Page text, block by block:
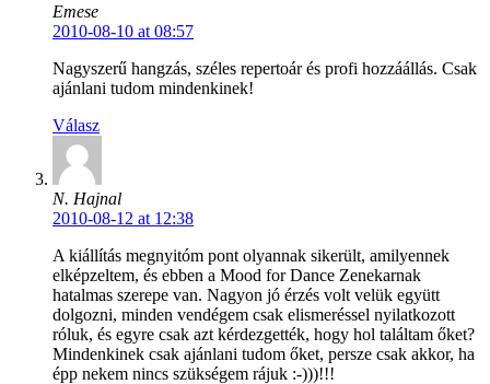
Emese
2010-08-10 at 08:57
Nagyszerű hangzás, széles repertoár és profi hozzáállás. Csak
ajánlani tudom mindenkinek!
Válasz
N. Hajnal
2010-08-12 at 12:38
A kiállítás megnyitóm pont olyannak sikerült, amilyennek
elképzeltem, és ebben a Mood for Dance Zenekarnak
hatalmas szerepe van. Nagyon jó érzés volt velük együtt
dolgozni, minden vendégem csak elismeréssel nyilatkozott
róluk, és egyre csak azt kérdezgették, hogy hol találtam őket?
Mindenkinek csak ajánlani tudom őket, persze csak akkor, ha
épp nekem nincs szükségem rájuk :-)))!!!